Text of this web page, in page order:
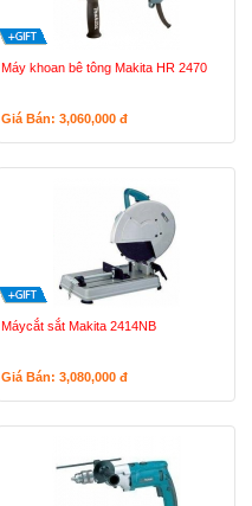
Máy khoan bê tông Makita HR 2470
Giá Bán: 3,060,000 đ
Máycắt sắt Makita 2414NB
Giá Bán: 3,080,000 đ